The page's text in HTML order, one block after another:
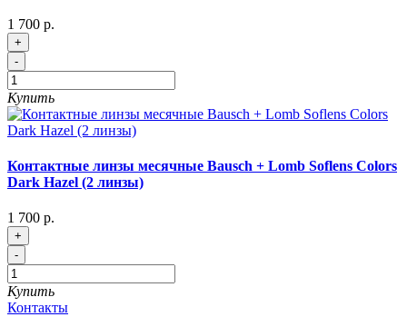
1 700 р.
+
-
Купить
Контактные линзы месячные Bausch + Lomb Soflens Colors
Dark Hazel (2 линзы)
1 700 р.
+
-
Купить
Контакты